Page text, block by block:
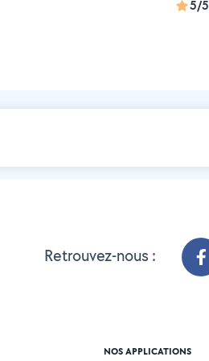
5/5
Retrouvez-nous :
NOS APPLICATIONS